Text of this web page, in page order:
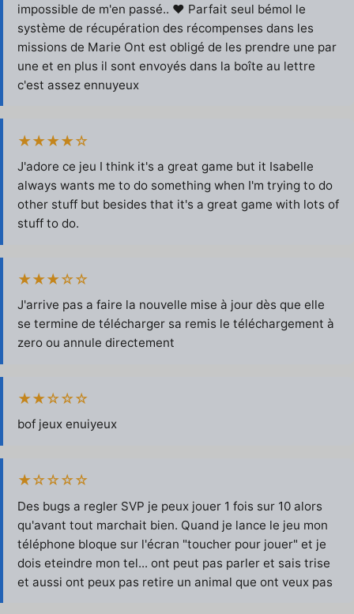
impossible de m'en passé.. ❤️ Parfait seul bémol le
système de récupération des récompenses dans les
missions de Marie Ont est obligé de les prendre une par
une et en plus il sont envoyés dans la boîte au lettre
c'est assez ennuyeux
★★★★☆
J'adore ce jeu I think it's a great game but it Isabelle
always wants me to do something when I'm trying to do
other stuff but besides that it's a great game with lots of
stuff to do.
★★★☆☆
J'arrive pas a faire la nouvelle mise à jour dès que elle
se termine de télécharger sa remis le téléchargement à
zero ou annule directement
★★☆☆☆
bof jeux enuiyeux
★☆☆☆☆
Des bugs a regler SVP je peux jouer 1 fois sur 10 alors
qu'avant tout marchait bien. Quand je lance le jeu mon
téléphone bloque sur l'écran "toucher pour jouer" et je
dois eteindre mon tel... ont peut pas parler et sais trise
et aussi ont peux pas retire un animal que ont veux pas